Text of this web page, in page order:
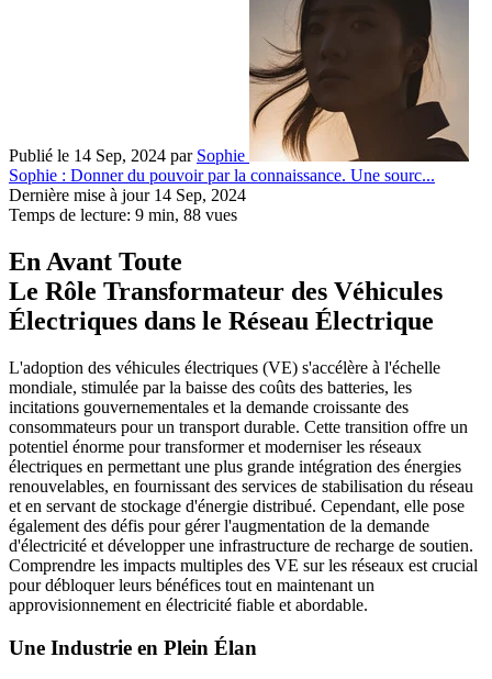
Publié le 14 Sep, 2024 par Sophie
Sophie : Donner du pouvoir par la connaissance. Une sourc...
Dernière mise à jour 14 Sep, 2024
Temps de lecture: 9 min, 88 vues
En Avant Toute
Le Rôle Transformateur des Véhicules
Électriques dans le Réseau Électrique
L'adoption des véhicules électriques (VE) s'accélère à l'échelle
mondiale, stimulée par la baisse des coûts des batteries, les
incitations gouvernementales et la demande croissante des
consommateurs pour un transport durable. Cette transition offre un
potentiel énorme pour transformer et moderniser les réseaux
électriques en permettant une plus grande intégration des énergies
renouvelables, en fournissant des services de stabilisation du réseau
et en servant de stockage d'énergie distribué. Cependant, elle pose
également des défis pour gérer l'augmentation de la demande
d'électricité et développer une infrastructure de recharge de soutien.
Comprendre les impacts multiples des VE sur les réseaux est crucial
pour débloquer leurs bénéfices tout en maintenant un
approvisionnement en électricité fiable et abordable.
Une Industrie en Plein Élan